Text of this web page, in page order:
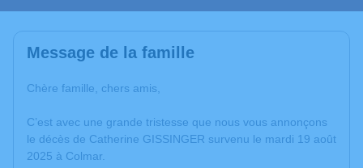
Message de la famille
Chère famille, chers amis,
C’est avec une grande tristesse que nous vous annonçons
le décès de Catherine GISSINGER survenu le mardi 19 août
2025 à Colmar.